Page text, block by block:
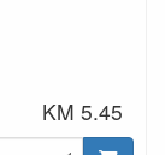
KM 5.45